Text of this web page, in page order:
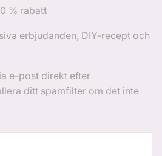
% rabatt
erbjudanden, DIY-recept och
e-post direkt efter
ditt spamfilter om det inte